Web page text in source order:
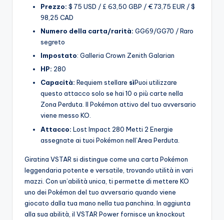
Prezzo: $ 75 USD / £ 63,50 GBP / € 73,75 EUR / $
98,25 CAD
Numero della carta/rarità: GG69/GG70 / Raro
segreto
Impostato: Galleria Crown Zenith Galarian
HP: 280
Capacità: Requiem stellare sìPuoi utilizzare
questo attacco solo se hai 10 o più carte nella
Zona Perduta. Il Pokémon attivo del tuo avversario
viene messo KO.
Attacco: Lost Impact 280 Metti 2 Energie
assegnate ai tuoi Pokémon nell’Area Perduta.
Giratina VSTAR si distingue come una carta Pokémon
leggendaria potente e versatile, trovando utilità in vari
mazzi. Con un’abilità unica, ti permette di mettere KO
uno dei Pokémon del tuo avversario quando viene
giocato dalla tua mano nella tua panchina. In aggiunta
alla sua abilità, il VSTAR Power fornisce un knockout